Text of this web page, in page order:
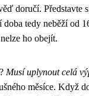
doručí. Představte
tedy neběží od
ho obejít.
Musí uplynout celá
měsíce. Když